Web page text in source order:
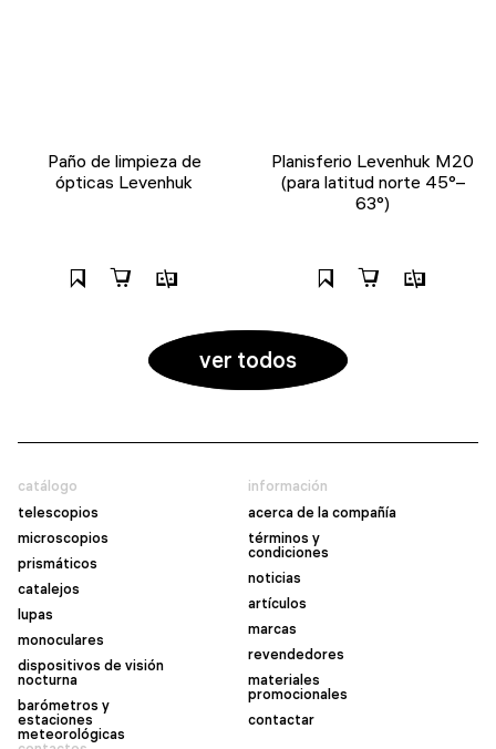
Paño de limpieza de
ópticas Levenhuk
Planisferio Levenhuk M20
(para latitud norte 45°–
63°)
ver todos
catálogo
telescopios
microscopios
prismáticos
catalejos
lupas
monoculares
dispositivos de visión
nocturna
barómetros y
estaciones
meteorológicas
información
acerca de la compañía
términos y
condiciones
noticias
artículos
marcas
revendedores
materiales
promocionales
contactar